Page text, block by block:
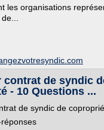
les organisations
contrat de syndic
- 10 Questions ...
de syndic de